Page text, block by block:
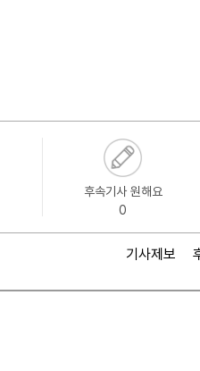
후속기사 원해요
0
기사제보